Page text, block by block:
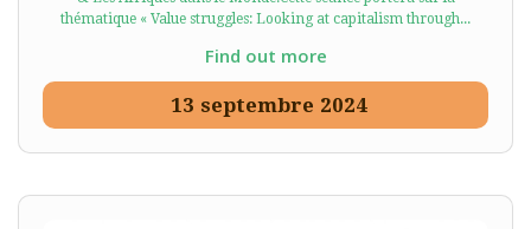
thématique « Value struggles: Looking at capitalism through...
Find out more
13 septembre 2024